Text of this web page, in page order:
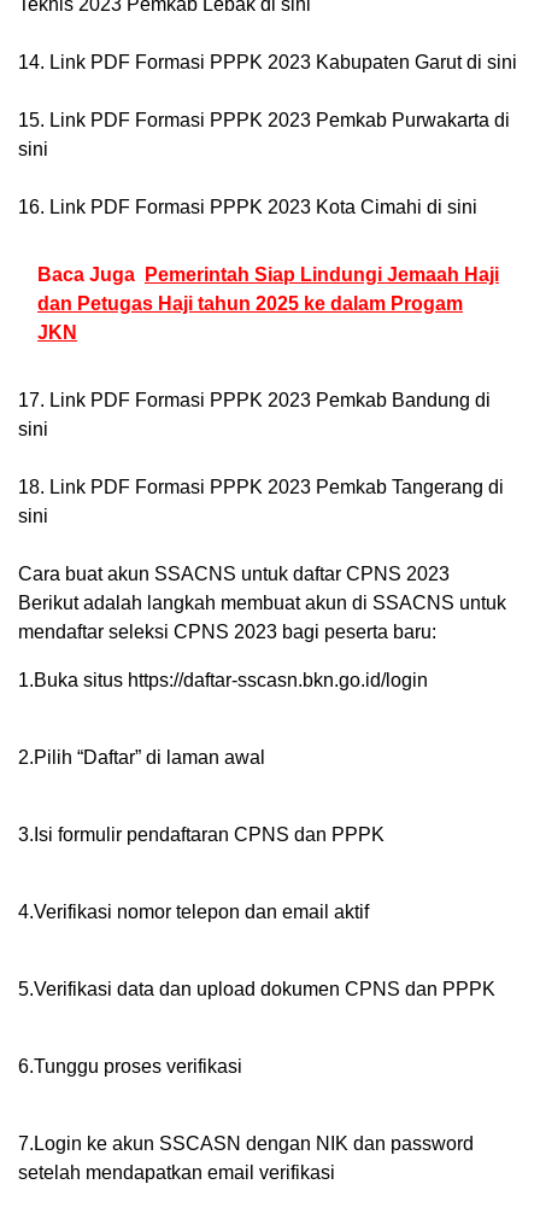
14. Link PDF Formasi PPPK 2023 Kabupaten Garut di sini
15. Link PDF Formasi PPPK 2023 Pemkab Purwakarta di
sini
16. Link PDF Formasi PPPK 2023 Kota Cimahi di sini
Baca Juga
Pemerintah Siap Lindungi Jemaah Haji
dan Petugas Haji tahun 2025 ke dalam Progam
JKN
17. Link PDF Formasi PPPK 2023 Pemkab Bandung di
sini
18. Link PDF Formasi PPPK 2023 Pemkab Tangerang di
sini
Cara buat akun SSACNS untuk daftar CPNS 2023
Berikut adalah langkah membuat akun di SSACNS untuk
mendaftar seleksi CPNS 2023 bagi peserta baru:
1.Buka situs https://daftar-sscasn.bkn.go.id/login
2.Pilih “Daftar” di laman awal
3.Isi formulir pendaftaran CPNS dan PPPK
4.Verifikasi nomor telepon dan email aktif
5.Verifikasi data dan upload dokumen CPNS dan PPPK
6.Tunggu proses verifikasi
7.Login ke akun SSCASN dengan NIK dan password
setelah mendapatkan email verifikasi